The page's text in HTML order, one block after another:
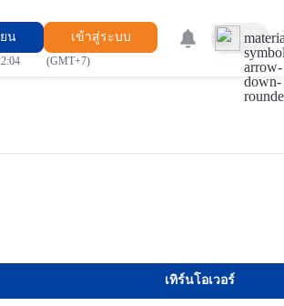
น เข้าสู่ระบบ
(GMT+7)
arrow-
down-
เทิร์นโอเวอร์